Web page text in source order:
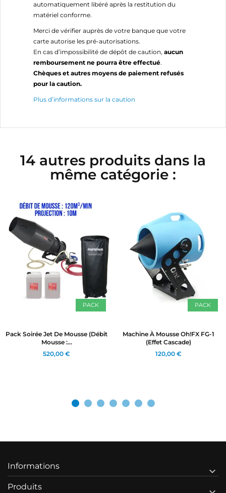
automatiquement libéré après la restitution du
matériel conforme.
Merci de vérifier auprès de votre banque que votre
carte autorise les pré-autorisations.
En cas d’impossibilité de dépôt de caution, aucun
remboursement ne pourra être effectué.
Chèques et autres moyens de paiement refusés
pour la caution.
Plus d’informations sur la caution
14 autres produits dans la
même catégorie :
PACK
Pack Soirée Jet De Mousse (Débit
Mousse :...
520,00 €
PACK
Machine À Mousse Oh!FX FG-1
(effet Cascade)
120,00 €
Informations 
Produits